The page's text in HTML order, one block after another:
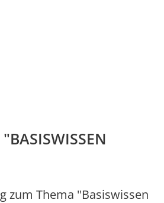
Kontakt
zum Thema "Basiswissen